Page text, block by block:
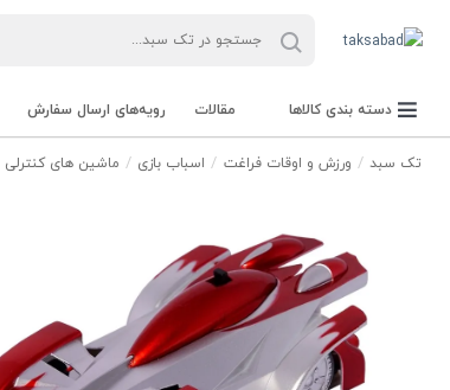
دسته بندی کالاها مقالات رویه‌های ارسال سفارش
تک سبد ورزش و اوقات فراغت اسباب بازی ماشین های کنترلی